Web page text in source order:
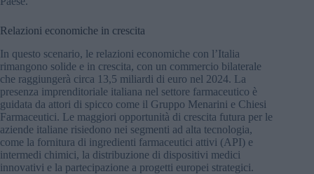
Relazioni economiche in crescita
In questo scenario, le relazioni economiche con l’Italia
rimangono solide e in crescita, con un commercio bilaterale
che raggiungerà circa 13,5 miliardi di euro nel 2024. La
presenza imprenditoriale italiana nel settore farmaceutico è
guidata da attori di spicco come il Gruppo Menarini e Chiesi
Farmaceutici. Le maggiori opportunità di crescita futura per le
aziende italiane risiedono nei segmenti ad alta tecnologia,
come la fornitura di ingredienti farmaceutici attivi (API) e
intermedi chimici, la distribuzione di dispositivi medici
innovativi e la partecipazione a progetti europei strategici.